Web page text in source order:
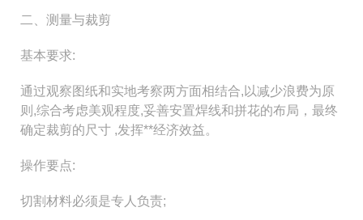
二、测量与裁剪
基本要求:
通过观察图纸和实地考察两方面相结合,以减少浪费为原
则,综合考虑美观程度,妥善安置焊线和拼花的布局，最终
确定裁剪的尺寸 ,发挥**经济效益。
操作要点:
切割材料必须是专人负责;